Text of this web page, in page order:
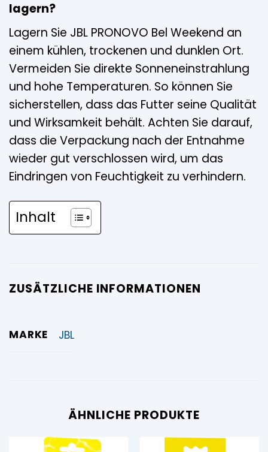
lagern?
Lagern Sie JBL PRONOVO Bel Weekend an
einem kühlen, trockenen und dunklen Ort.
Vermeiden Sie direkte Sonneneinstrahlung
und hohe Temperaturen. So können Sie
sicherstellen, dass das Futter seine Qualität
und Wirksamkeit behält. Achten Sie darauf,
dass die Verpackung nach der Entnahme
wieder gut verschlossen wird, um das
Eindringen von Feuchtigkeit zu verhindern.
Inhalt
ZUSÄTZLICHE INFORMATIONEN
MARKE JBL
ÄHNLICHE PRODUKTE